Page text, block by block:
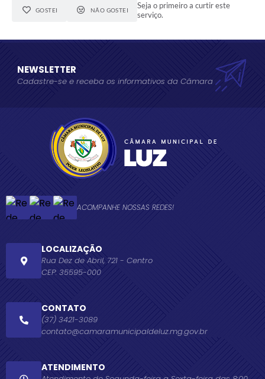
GOSTEI NÃO GOSTEI
Seja o primeiro a curtir este
serviço.
ACOMPANHE NOSSAS REDES!
LOCALIZAÇÃO
Rua Dez de Abril, 721 - Centro
CEP: 35595-000
CONTATO
(37) 3421-3089
contato@camaramunicipaldeluz.mg.gov.br
ATENDIMENTO
NEWSLETTER
Cadastre-se e receba os informativos da Câmara